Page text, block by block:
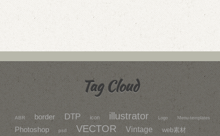
Tag Cloud
ABR border DTP icon illustrator Logo Menu-templates
Photoshop psd VECTOR Vintage web素材